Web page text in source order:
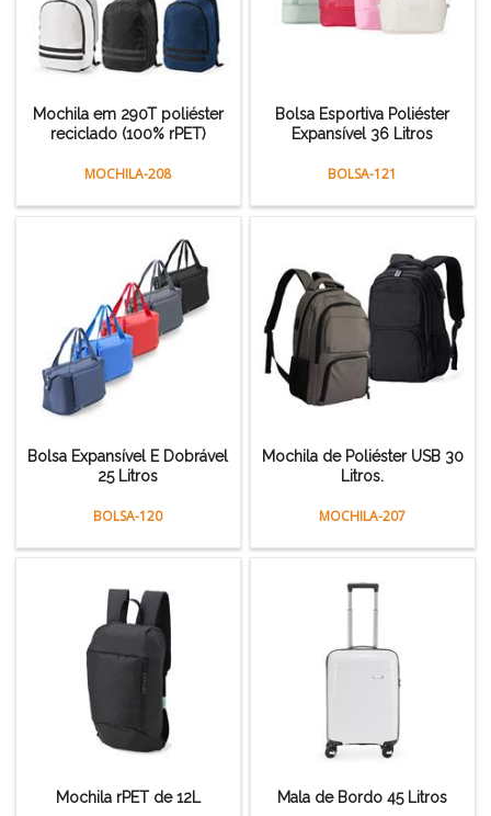
Mochila em 290T poliéster
reciclado (100% rPET)
MOCHILA-208
Bolsa Esportiva Poliéster
Expansível 36 Litros
BOLSA-121
Bolsa Expansível E Dobrável
25 Litros
BOLSA-120
Mochila de Poliéster USB 30
Litros.
MOCHILA-207
Mochila rPET de 12L Mala de Bordo 45 Litros